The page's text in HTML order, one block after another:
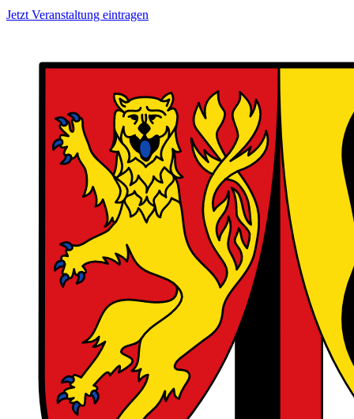
Jetzt Veranstaltung eintragen